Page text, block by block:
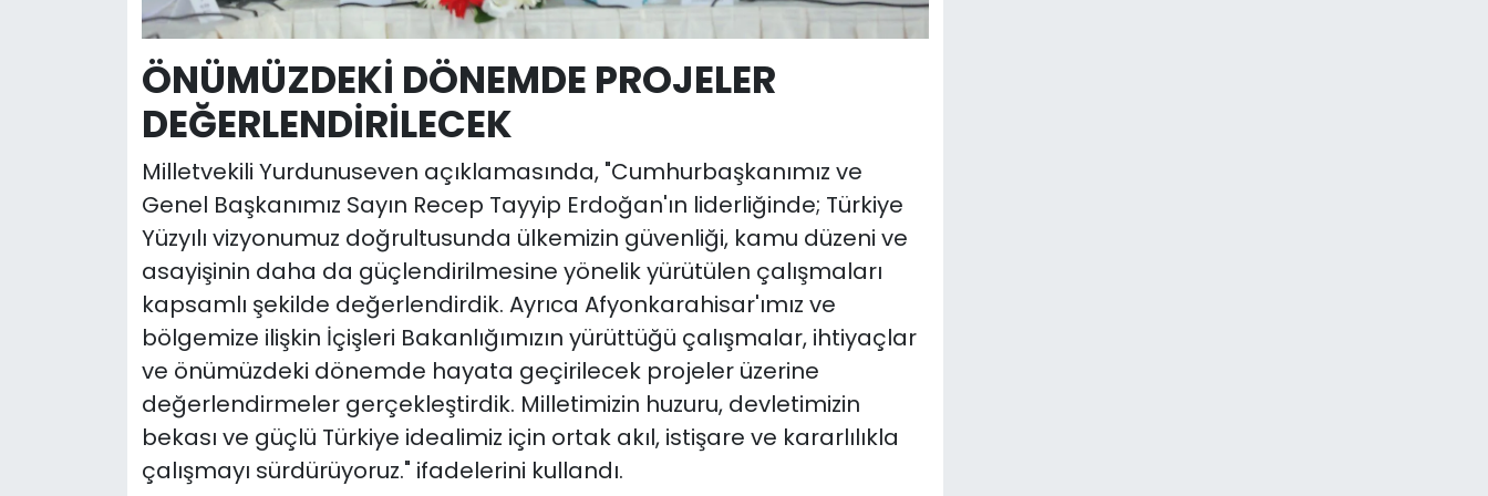
ÖNÜMÜZDEKİ DÖNEMDE PROJELER
DEĞERLENDİRİLECEK
Milletvekili Yurdunuseven açıklamasında, "Cumhurbaşkanımız ve
Genel Başkanımız Sayın Recep Tayyip Erdoğan'ın liderliğinde; Türkiye
Yüzyılı vizyonumuz doğrultusunda ülkemizin güvenliği, kamu düzeni ve
asayişinin daha da güçlendirilmesine yönelik yürütülen çalışmaları
kapsamlı şekilde değerlendirdik. Ayrıca Afyonkarahisar'ımız ve
bölgemize ilişkin İçişleri Bakanlığımızın yürüttüğü çalışmalar, ihtiyaçlar
ve önümüzdeki dönemde hayata geçirilecek projeler üzerine
değerlendirmeler gerçekleştirdik. Milletimizin huzuru, devletimizin
bekası ve güçlü Türkiye idealimiz için ortak akıl, istişare ve kararlılıkla
çalışmayı sürdürüyoruz." ifadelerini kullandı.